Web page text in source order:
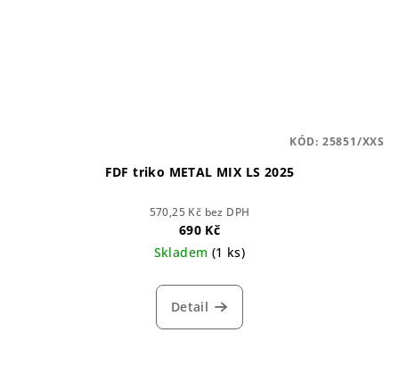
FDF triko METAL MIX LS 2025
570,25 Kč bez DPH
690 Kč
Skladem (1 ks)
Detail
KÓD: 25851/XXS